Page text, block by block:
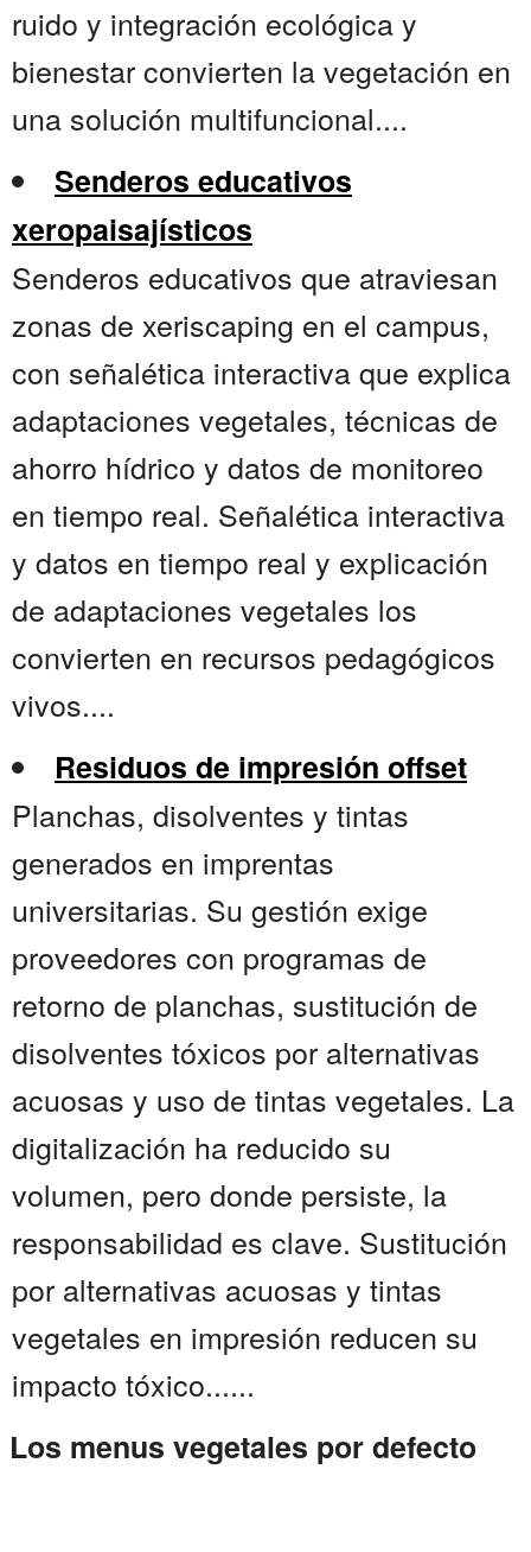
ruido y integración ecológica y
bienestar convierten la vegetación en
una solución multifuncional....
Senderos educativos
xeropaisajísticos
Senderos educativos que atraviesan
zonas de xeriscaping en el campus,
con señalética interactiva que explica
adaptaciones vegetales, técnicas de
ahorro hídrico y datos de monitoreo
en tiempo real. Señalética interactiva
y datos en tiempo real y explicación
de adaptaciones vegetales los
convierten en recursos pedagógicos
vivos....
Residuos de impresión offset
Planchas, disolventes y tintas
generados en imprentas
universitarias. Su gestión exige
proveedores con programas de
retorno de planchas, sustitución de
disolventes tóxicos por alternativas
acuosas y uso de tintas vegetales. La
digitalización ha reducido su
volumen, pero donde persiste, la
responsabilidad es clave. Sustitución
por alternativas acuosas y tintas
vegetales en impresión reducen su
impacto tóxico......
Los menus vegetales por defecto